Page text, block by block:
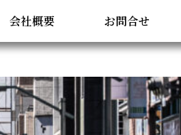
会社概要 お問合せ